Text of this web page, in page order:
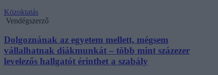
Közoktatás
Vendégszerző
Dolgoznának az egyetem mellett, mégsem
vállalhatnak diákmunkát – több mint százezer
levelezős hallgatót érinthet a szabály